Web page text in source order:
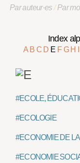
Par auteur·es/Par
Index
A B C D E F G H
#ECOLE,
#ECOLOGIE
#ECONOMIE DE
#ECONOMIE